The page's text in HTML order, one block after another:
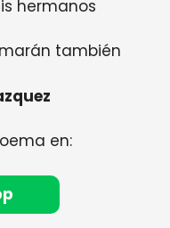
hermanos
también
en: